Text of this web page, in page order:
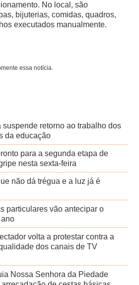
No local, são
bijuterias, comidas, quadros,
executados manualmente.
essa notícia.
suspende retorno ao trabalho dos
da educação
para a segunda etapa de
nesta sexta-feira
não dá trégua e a luz já é
particulares vão antecipar o
volta a protestar contra a
dos canais de TV
Nossa Senhora da Piedade